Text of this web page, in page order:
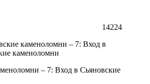
14224
– 7: Вход в Сьяновские